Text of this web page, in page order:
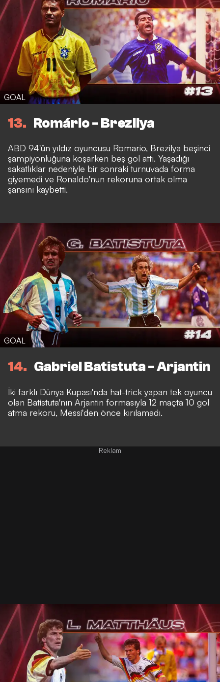
GOAL
13 Romário - Brezilya
ABD 94'ün yıldız oyuncusu Romario, Brezilya beşinci
şampiyonluğuna koşarken beş gol attı. Yaşadığı
sakatlıklar nedeniyle bir sonraki turnuvada forma
giyemedi ve Ronaldo'nun rekoruna ortak olma
şansını kaybetti.
GOAL
14 Gabriel Batistuta - Arjantin
İki farklı Dünya Kupası'nda hat-trick yapan tek oyuncu
olan Batistuta'nın Arjantin formasıyla 12 maçta 10 gol
atma rekoru, Messi'den önce kırılamadı.